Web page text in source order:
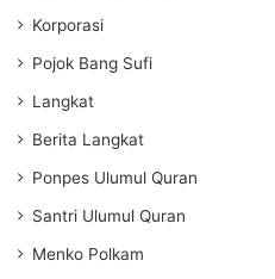
Korporasi
Pojok Bang Sufi
Langkat
Berita Langkat
Ponpes Ulumul Quran
Santri Ulumul Quran
Menko Polkam